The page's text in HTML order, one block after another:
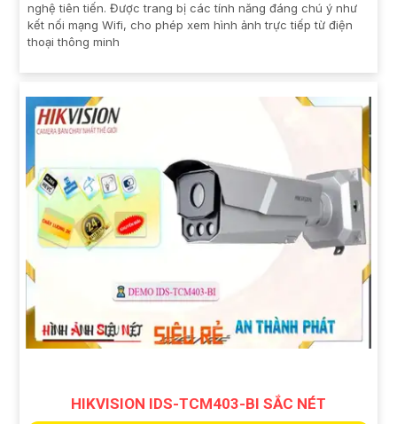
nghệ tiên tiến. Được trang bị các tính năng đáng chú ý như
kết nối mạng Wifi, cho phép xem hình ảnh trực tiếp từ điện
thoại thông minh
HIKVISION IDS-TCM403-BI SẮC NÉT